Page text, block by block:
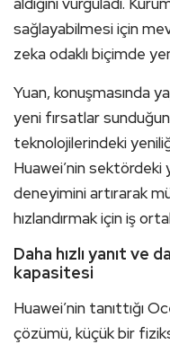
sağlayabilmesi için
zeka odaklı biçimde
Yuan, konuşmasında
yeni fırsatlar
teknolojilerindeki
Huawei’nin
deneyimini artırarak
hızlandırmak için iş
Daha hızlı yanıt ve
kapasitesi
Huawei’nin tanıttığı
çözümü, küçük bir